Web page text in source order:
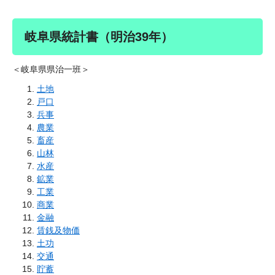
岐阜県統計書（明治39年）
＜岐阜県県治一班＞
土地
戸口
兵事
農業
畜産
山林
水産
鉱業
工業
商業
金融
賃銭及物価
土功
交通
貯蓄